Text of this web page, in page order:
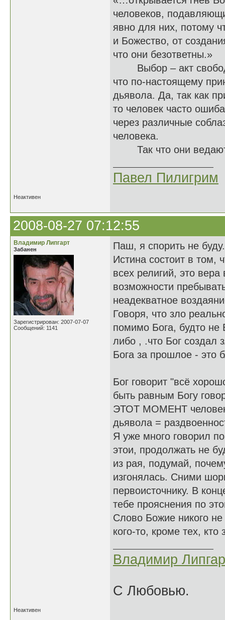
человеков,
явно для них, потому
и Божество, от
что они безответны.»
Выбор – акт
что по-настоящему
дьявола. Да, так как
то человек часто
через различные
человека.
Так что они ведают,
Павел Пилигрим
Неактивен
2008-08-27 07:12:55
Владимир Липгарт
Забанен
Зарегистрирован: 2007-07-07
Сообщений: 1141
Паш, я спорить не буду.
Истина состоит в том,
всех религий, это
возможности
неадекватное
Говоря, что зло
помимо Бога, будто не
либо , .что Бог создал
Бога за прошлое - это
Бог говорит "всё
быть равным Богу
ЭТОТ МОМЕНТ человек
дьявола =
Я уже много говорил
этои, продолжать не
из рая, подумай,
изгонялась. Сними
первоисточнику. В
тебе прояснения по
Слово Божие никого
кого-то, кроме тех,
Владимир
С Любовью.
Неактивен